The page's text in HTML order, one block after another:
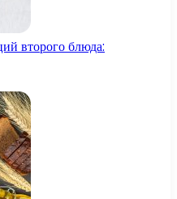
второго блюда: